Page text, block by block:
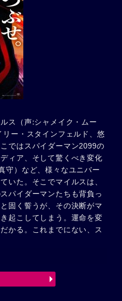
ス（声:シャメイク・ムー
ー・スタインフェルド、悠
ではスパイダーマン2099の
ィア、そして驚くべき変化
守）など、様々なユニバー
いた。そこでマイルスは、
パイダーマンたちも背負っ
固く誓うが、その決断がマ
起こしてしまう。運命を変
かる。これまでにない、ス